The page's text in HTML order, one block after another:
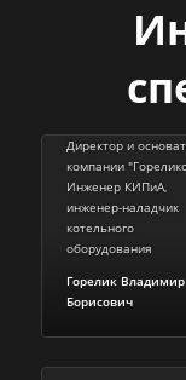
Директор и
компании
Инженер КИПиА,
инженер-наладчик
котельного
оборудования
Горелик Владимир
Борисович